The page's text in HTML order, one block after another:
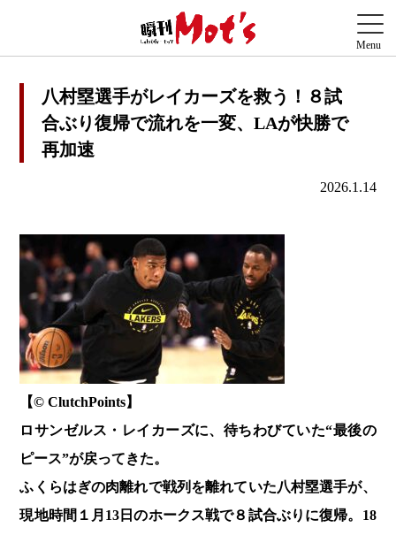
八村塁選手がレイカーズを救う！８試
合ぶり復帰で流れを一変、LAが快勝で
再加速
2026.1.14
【© ClutchPoints】
ロサンゼルス・レイカーズに、待ちわびていた“最後の
ピース”が戻ってきた。
ふくらはぎの肉離れで戦列を離れていた八村塁選手が、
現地時間１月13日のホークス戦で８試合ぶりに復帰。18